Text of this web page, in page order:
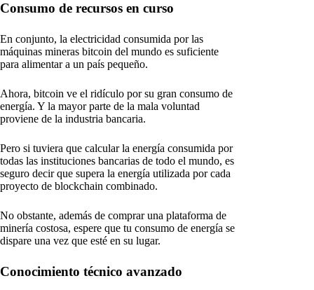
Consumo de recursos en curso
En conjunto, la electricidad consumida por las
máquinas mineras bitcoin del mundo es suficiente
para alimentar a un país pequeño.
Ahora, bitcoin ve el ridículo por su gran consumo de
energía. Y la mayor parte de la mala voluntad
proviene de la industria bancaria.
Pero si tuviera que calcular la energía consumida por
todas las instituciones bancarias de todo el mundo, es
seguro decir que supera la energía utilizada por cada
proyecto de blockchain combinado.
No obstante, además de comprar una plataforma de
minería costosa, espere que tu consumo de energía se
dispare una vez que esté en su lugar.
Conocimiento técnico avanzado